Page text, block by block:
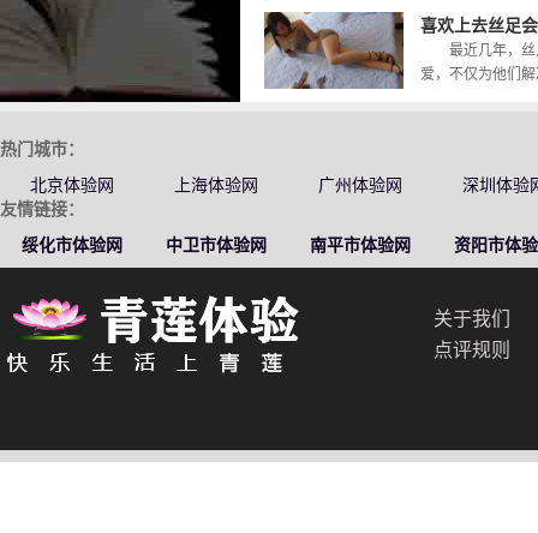
喜欢上去丝足
最近几年，丝
爱，不仅为他们
热门城市：
北京体验网
上海体验网 广州体验网
深圳体验
友情链接：
绥化市体验网
中卫市体验网 南平市体验网 资阳市体
关于我们
点评规则